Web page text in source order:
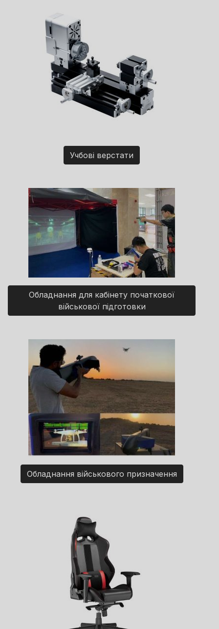
Учбові верстати
Обладнання для кабінету початкової
військової підготовки
Обладнання військового призначення